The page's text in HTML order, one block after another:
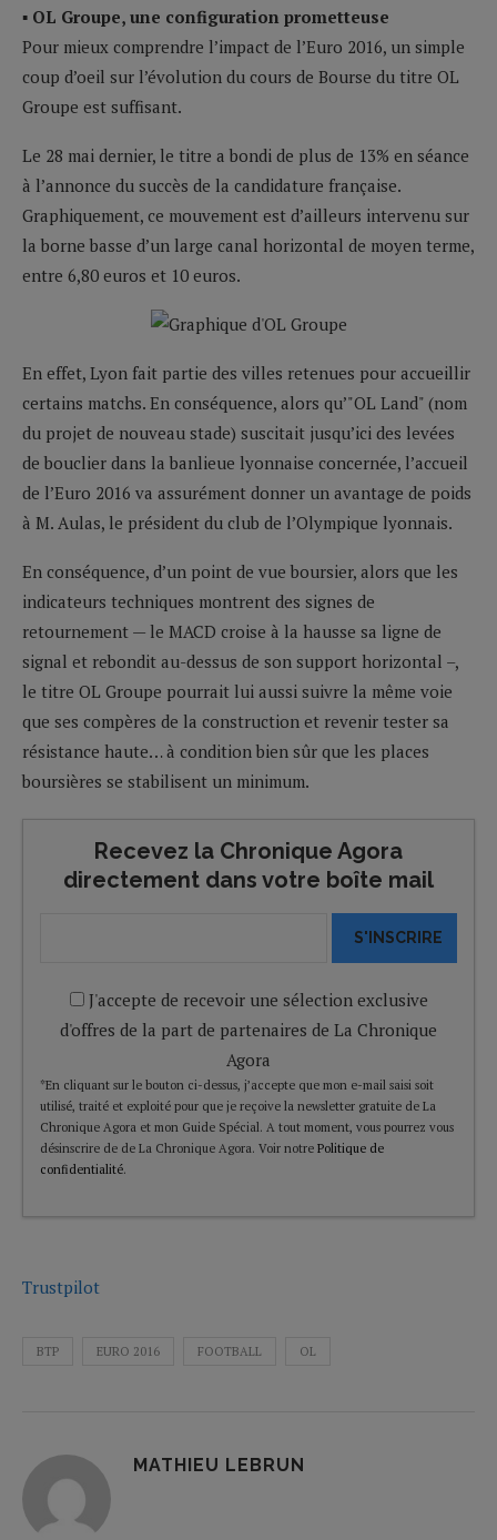
▪ OL Groupe, une configuration prometteuse
Pour mieux comprendre l’impact de l’Euro 2016, un simple
coup d’oeil sur l’évolution du cours de Bourse du titre OL
Groupe est suffisant.
Le 28 mai dernier, le titre a bondi de plus de 13% en séance
à l’annonce du succès de la candidature française.
Graphiquement, ce mouvement est d’ailleurs intervenu sur
la borne basse d’un large canal horizontal de moyen terme,
entre 6,80 euros et 10 euros.
En effet, Lyon fait partie des villes retenues pour accueillir
certains matchs. En conséquence, alors qu’"OL Land" (nom
du projet de nouveau stade) suscitait jusqu’ici des levées
de bouclier dans la banlieue lyonnaise concernée, l’accueil
de l’Euro 2016 va assurément donner un avantage de poids
à M. Aulas, le président du club de l’Olympique lyonnais.
En conséquence, d’un point de vue boursier, alors que les
indicateurs techniques montrent des signes de
retournement — le MACD croise à la hausse sa ligne de
signal et rebondit au-dessus de son support horizontal –,
le titre OL Groupe pourrait lui aussi suivre la même voie
que ses compères de la construction et revenir tester sa
résistance haute… à condition bien sûr que les places
boursières se stabilisent un minimum.
Recevez la Chronique Agora
directement dans votre boîte mail
S'INSCRIRE
J'accepte de recevoir une sélection exclusive
d'offres de la part de partenaires de La Chronique
Agora
*En cliquant sur le bouton ci-dessus, j’accepte que mon e-mail saisi soit
utilisé, traité et exploité pour que je reçoive la newsletter gratuite de La
Chronique Agora et mon Guide Spécial. A tout moment, vous pourrez vous
désinscrire de de La Chronique Agora. Voir notre Politique de
confidentialité.
Trustpilot
BTP EURO 2016 FOOTBALL OL
MATHIEU LEBRUN